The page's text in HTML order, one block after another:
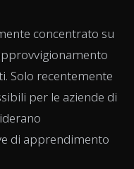
concentrato su
Solo recentemente
per le aziende di
di apprendimento